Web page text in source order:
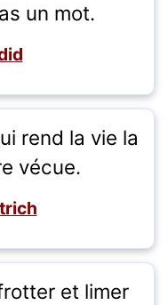
un mot.
rend la vie la
vécue.
et limer